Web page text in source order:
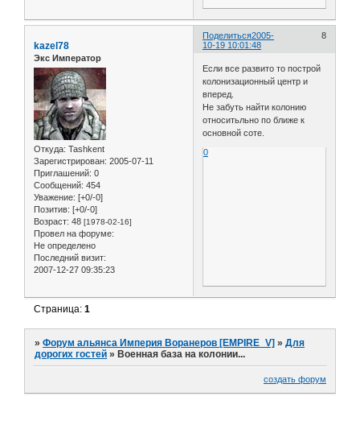
Поделиться 8
2005-
10-19 10:01:48
kazel78
Экс Император
Откуда: Tashkent
Зарегистрирован: 2005-07-11
Приглашений: 0
Сообщений: 454
Уважение: [+0/-0]
Позитив: [+0/-0]
Возраст: 48 [1978-02-16]
Провел на форуме:
Не определено
Последний визит:
2007-12-27 09:35:23
Если все развито то построй
колонизационный центр и
вперед.
Не забуть найти колонию
относитьльно по ближе к
основной соте.
0
Страница:1
»Форум альянса Империя Воранеров [EMPIRE_V] »Для
дорогих гостей »Военная база на колонии...
создать форум